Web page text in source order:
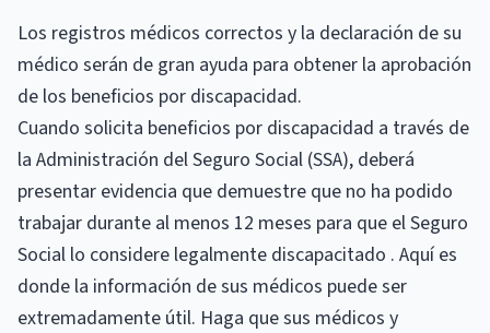
Los registros médicos correctos y la declaración de su
médico serán de gran ayuda para obtener la aprobación
de los beneficios por discapacidad.
Cuando solicita beneficios por discapacidad a través de
la Administración del Seguro Social (SSA), deberá
presentar evidencia que demuestre que no ha podido
trabajar durante al menos 12 meses para que el Seguro
Social lo considere legalmente discapacitado . Aquí es
donde la información de sus médicos puede ser
extremadamente útil. Haga que sus médicos y